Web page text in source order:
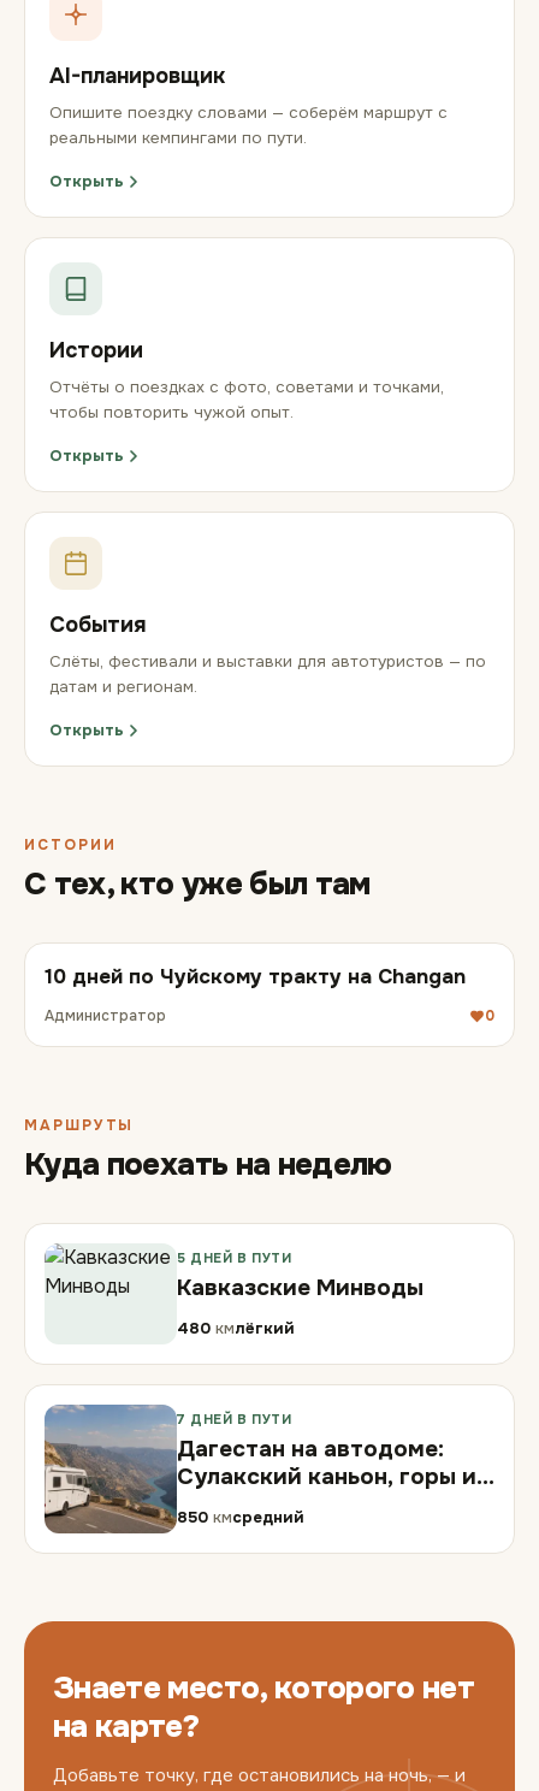
AI-планировщик
Опишите поездку словами — соберём маршрут с
реальными кемпингами по пути.
Открыть
Истории
Отчёты о поездках с фото, советами и точками,
чтобы повторить чужой опыт.
Открыть
События
Слёты, фестивали и выставки для автотуристов — по
датам и регионам.
Открыть
ИСТОРИИ
С тех, кто уже был там
10 дней по Чуйскому тракту на Changan
Администратор 0
МАРШРУТЫ
Куда поехать на неделю
5 ДНЕЙ В ПУТИ
Кавказские Минводы
480 кмлёгкий
7 ДНЕЙ В ПУТИ
Дагестан на автодоме:
Сулакский каньон, горы и
Дербент
850 кмсредний
Знаете место, которого нет
на карте?
Добавьте точку, где остановились на ночь, — и